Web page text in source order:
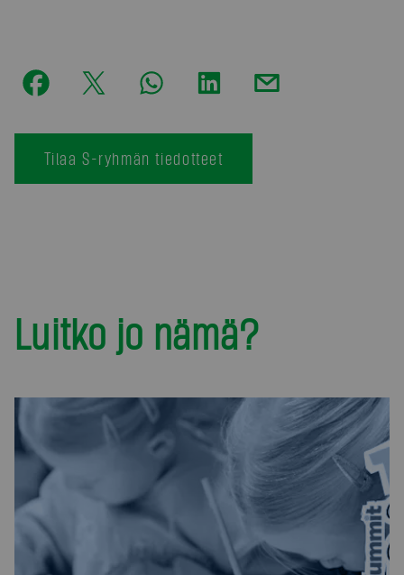
Tilaa S-ryhmän tiedotteet
Luitko jo nämä?